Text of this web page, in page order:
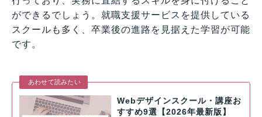
ができるでしょう。就職支援サービスを提供している
スクールも多く、卒業後の進路を見据えた学習が可能
です。
あわせて読みたい
Webデザインスクール・講座お
すすめ9選【2026年最新版】